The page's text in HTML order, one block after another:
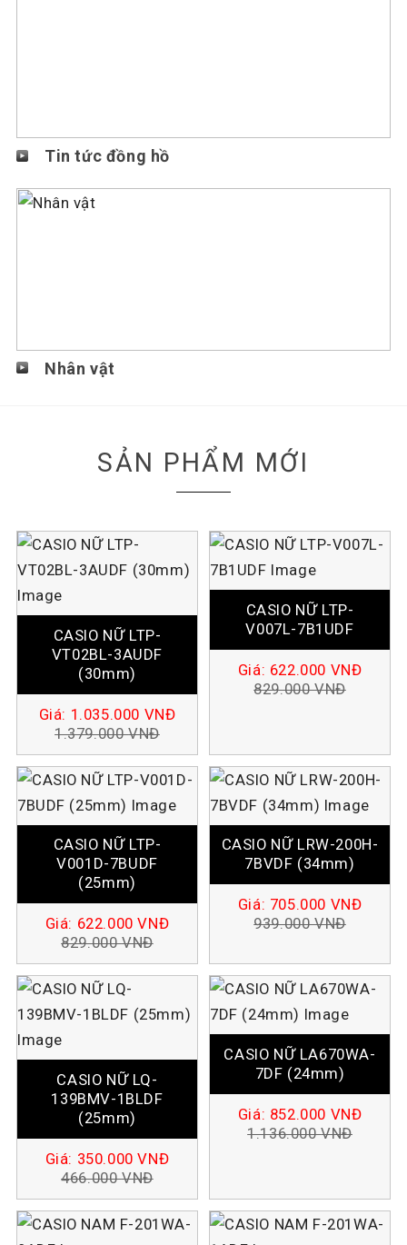
Tin tức đồng hồ
Nhân vật
SẢN PHẨM MỚI
CASIO NỮ LTP-
VT02BL-3AUDF
(30mm)
Giá: 1.035.000 VNĐ
1.379.000VNĐ
CASIO NỮ LTP-
V007L-7B1UDF
Giá: 622.000 VNĐ
829.000VNĐ
CASIO NỮ LTP-
V001D-7BUDF
(25mm)
Giá: 622.000VNĐ
829.000VNĐ
CASIO NỮ LRW-200H-
7BVDF (34mm)
Giá: 705.000 VNĐ
939.000VNĐ
CASIO NỮ LQ-
139BMV-1BLDF
(25mm)
Giá: 350.000VNĐ
466.000VNĐ
CASIO NỮ LA670WA-
7DF (24mm)
Giá: 852.000 VNĐ
1.136.000VNĐ